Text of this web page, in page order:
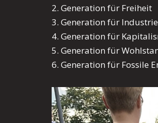
2. Generation für Freiheit
3. Generation für Industrie
4. Generation für
5. Generation für
6. Generation für Fossile